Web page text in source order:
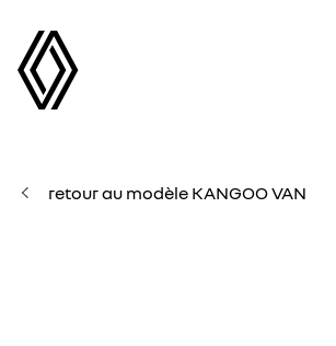
retour au modèle KANGOO VAN